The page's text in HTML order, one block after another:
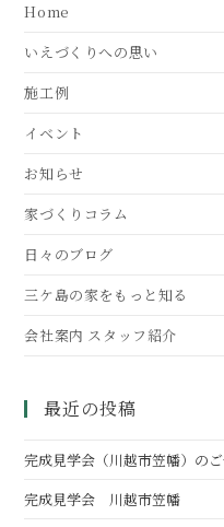
Home
いえづくりへの思い
施工例
イベント
お知らせ
家づくりコラム
日々のブログ
三ケ島の家をもっと知る
会社案内 スタッフ紹介
最近の投稿
完成見学会（川越市笠幡）の
完成見学会 川越市笠幡